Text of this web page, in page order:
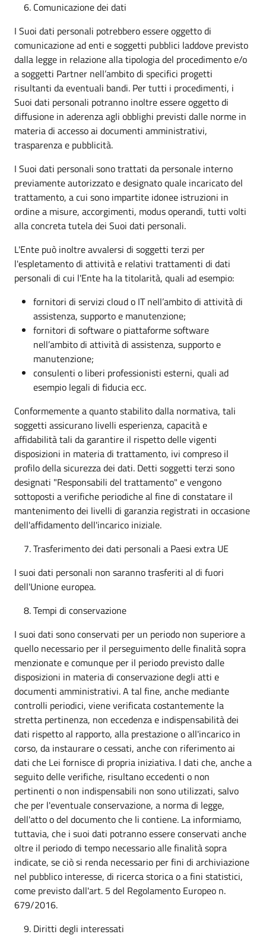
Comunicazione dei dati
I Suoi dati personali potrebbero essere oggetto di
comunicazione ad enti e soggetti pubblici laddove previsto
dalla legge in relazione alla tipologia del procedimento e/o
a soggetti Partner nell’ambito di specifici progetti
risultanti da eventuali bandi. Per tutti i procedimenti, i
Suoi dati personali potranno inoltre essere oggetto di
diffusione in aderenza agli obblighi previsti dalle norme in
materia di accesso ai documenti amministrativi,
trasparenza e pubblicità.
I Suoi dati personali sono trattati da personale interno
previamente autorizzato e designato quale incaricato del
trattamento, a cui sono impartite idonee istruzioni in
ordine a misure, accorgimenti, modus operandi, tutti volti
alla concreta tutela dei Suoi dati personali.
L'Ente può inoltre avvalersi di soggetti terzi per
l'espletamento di attività e relativi trattamenti di dati
personali di cui l'Ente ha la titolarità, quali ad esempio:
fornitori di servizi cloud o IT nell’ambito di attività di
assistenza, supporto e manutenzione;
fornitori di software o piattaforme software
nell’ambito di attività di assistenza, supporto e
manutenzione;
consulenti o liberi professionisti esterni, quali ad
esempio legali di fiducia ecc.
Conformemente a quanto stabilito dalla normativa, tali
soggetti assicurano livelli esperienza, capacità e
affidabilità tali da garantire il rispetto delle vigenti
disposizioni in materia di trattamento, ivi compreso il
profilo della sicurezza dei dati. Detti soggetti terzi sono
designati "Responsabili del trattamento" e vengono
sottoposti a verifiche periodiche al fine di constatare il
mantenimento dei livelli di garanzia registrati in occasione
dell'affidamento dell'incarico iniziale.
Trasferimento dei dati personali a Paesi extra UE
I suoi dati personali non saranno trasferiti al di fuori
dell'Unione europea.
Tempi di conservazione
I suoi dati sono conservati per un periodo non superiore a
quello necessario per il perseguimento delle finalità sopra
menzionate e comunque per il periodo previsto dalle
disposizioni in materia di conservazione degli atti e
documenti amministrativi. A tal fine, anche mediante
controlli periodici, viene verificata costantemente la
stretta pertinenza, non eccedenza e indispensabilità dei
dati rispetto al rapporto, alla prestazione o all'incarico in
corso, da instaurare o cessati, anche con riferimento ai
dati che Lei fornisce di propria iniziativa. I dati che, anche a
seguito delle verifiche, risultano eccedenti o non
pertinenti o non indispensabili non sono utilizzati, salvo
che per l'eventuale conservazione, a norma di legge,
dell'atto o del documento che li contiene. La informiamo,
tuttavia, che i suoi dati potranno essere conservati anche
oltre il periodo di tempo necessario alle finalità sopra
indicate, se ciò si renda necessario per fini di archiviazione
nel pubblico interesse, di ricerca storica o a fini statistici,
come previsto dall'art. 5 del Regolamento Europeo n.
679/2016.
Diritti degli interessati